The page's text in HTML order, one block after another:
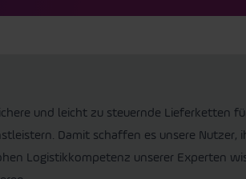
und leicht zu steuernde Lieferketten
Damit schaffen es unsere
Logistikkompetenz unserer Experten